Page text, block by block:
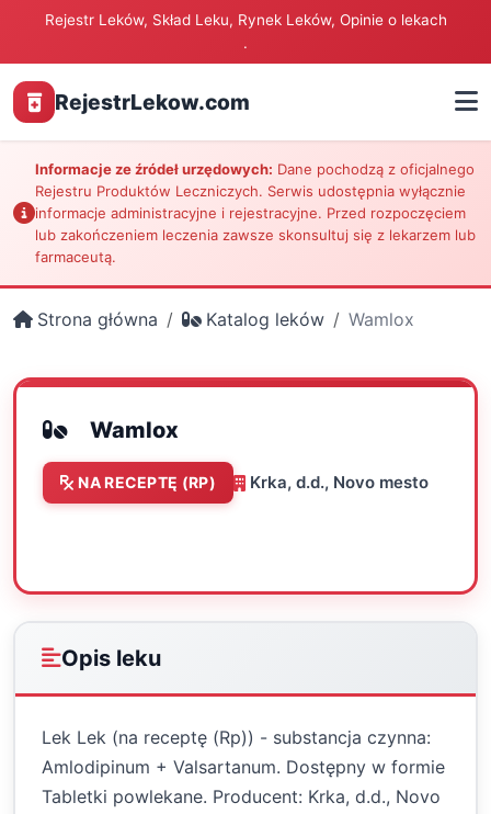
Rejestr Leków, Skład Leku, Rynek Leków, Opinie o lekach
.
RejestrLekow.com
Informacje ze źródeł urzędowych: Dane pochodzą z oficjalnego
Rejestru Produktów Leczniczych. Serwis udostępnia wyłącznie
informacje administracyjne i rejestracyjne. Przed rozpoczęciem
lub zakończeniem leczenia zawsze skonsultuj się z lekarzem lub
farmaceutą.
Strona główna Katalog leków Wamlox
Wamlox
NA RECEPTĘ (RP) Krka, d.d., Novo mesto
Opis leku
Lek Lek (na receptę (Rp)) - substancja czynna:
Amlodipinum + Valsartanum. Dostępny w formie
Tabletki powlekane. Producent: Krka, d.d., Novo